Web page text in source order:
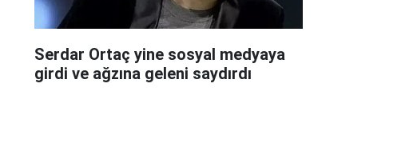
Serdar Ortaç yine sosyal medyaya
girdi ve ağzına geleni saydırdı